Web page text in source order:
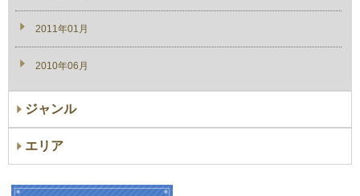
2011年01月
2010年06月
ジャンル
エリア